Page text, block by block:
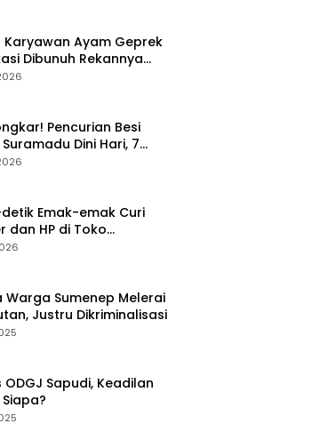
Karyawan Ayam Geprek
Dibunuh Rekannya
Tolak Diajak Merampok
Pencurian Besi
Dini Hari, 7
Polisi
Emak-emak Curi
dan HP di Toko
Aksi Terekam CCTV
Warga Sumenep Melerai
Justru Dikriminalisasi
ODGJ Sapudi, Keadilan